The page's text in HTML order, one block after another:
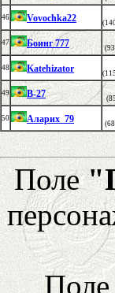
46 Vovochka22
47 Боинг 777
48 Katehizator
49 B-27
50 Аларих_79
Поле
Поле